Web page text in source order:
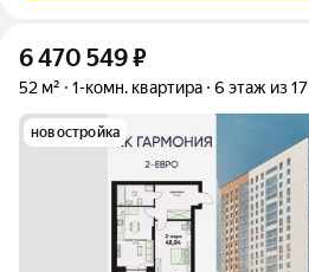
6 470 549₽
52 м² 1-комн. квартира 6 этаж из 17
новостройка